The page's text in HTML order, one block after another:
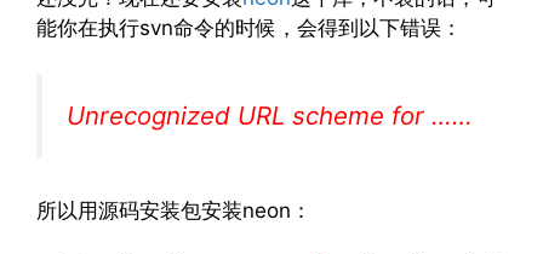
能你在执行svn命令的时候，会得到以下错误：
Unrecognized URL scheme for ……
所以用源码安装包安装neon：